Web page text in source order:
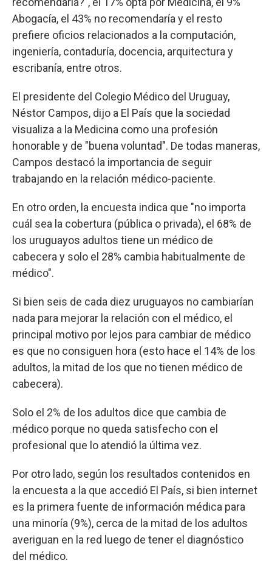
Abogacía, el 43% no recomendaría y el resto
prefiere oficios relacionados a la computación,
ingeniería, contaduría, docencia, arquitectura y
escribanía, entre otros.
El presidente del Colegio Médico del Uruguay,
Néstor Campos, dijo a El País que la sociedad
visualiza a la Medicina como una profesión
honorable y de "buena voluntad". De todas maneras,
Campos destacó la importancia de seguir
trabajando en la relación médico-paciente.
En otro orden, la encuesta indica que "no importa
cuál sea la cobertura (pública o privada), el 68% de
los uruguayos adultos tiene un médico de
cabecera y solo el 28% cambia habitualmente de
médico".
Si bien seis de cada diez uruguayos no cambiarían
nada para mejorar la relación con el médico, el
principal motivo por lejos para cambiar de médico
es que no consiguen hora (esto hace el 14% de los
adultos, la mitad de los que no tienen médico de
cabecera).
Solo el 2% de los adultos dice que cambia de
médico porque no queda satisfecho con el
profesional que lo atendió la última vez.
Por otro lado, según los resultados contenidos en
la encuesta a la que accedió El País, si bien internet
es la primera fuente de información médica para
una minoría (9%), cerca de la mitad de los adultos
averiguan en la red luego de tener el diagnóstico
del médico.